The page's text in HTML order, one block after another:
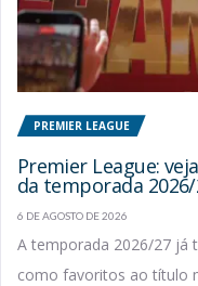
PREMIER LEAGUE
Premier League:
da temporada
6 DE AGOSTO DE 2026
A temporada 2026/27 já
como favoritos ao título